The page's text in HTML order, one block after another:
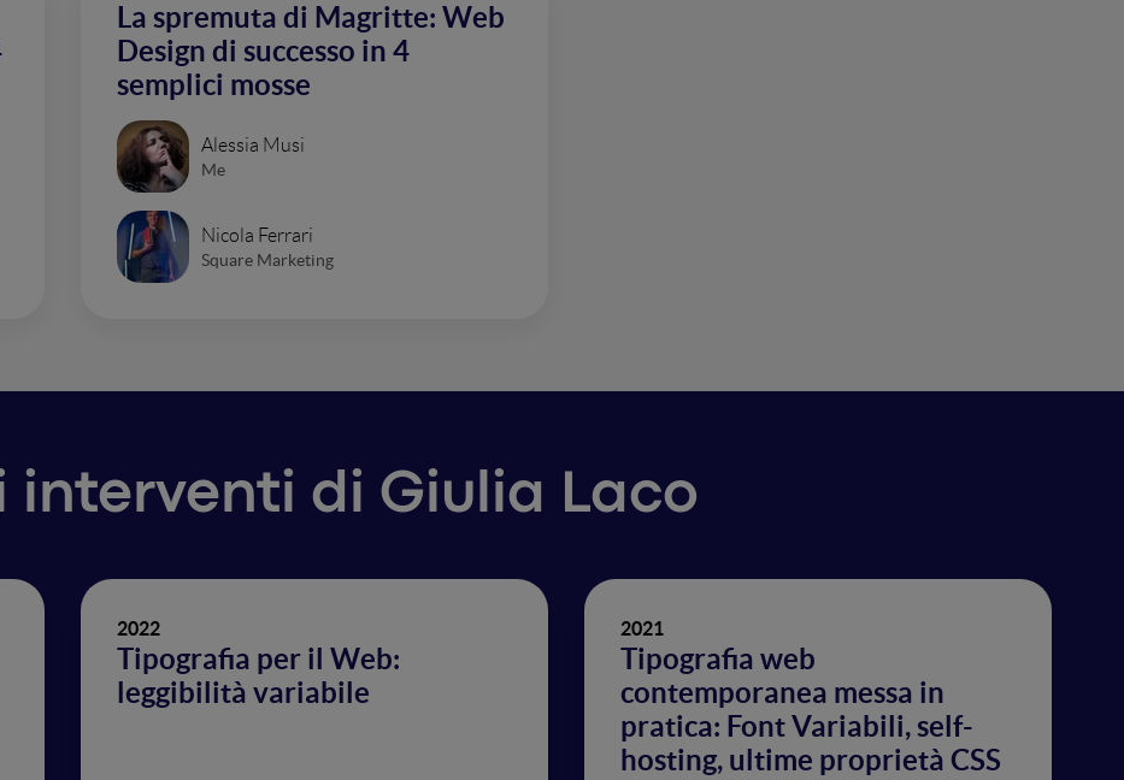
La spremuta di Magritte: Web
Design di successo in 4
semplici mosse
Alessia Musi
Me
Nicola Ferrari
Square Marketing
interventi di Giulia Laco
2022
Tipografia per il Web:
leggibilità variabile
2021
Tipografia web
contemporanea messa in
pratica: Font Variabili, self-
hosting, ultime proprietà CSS